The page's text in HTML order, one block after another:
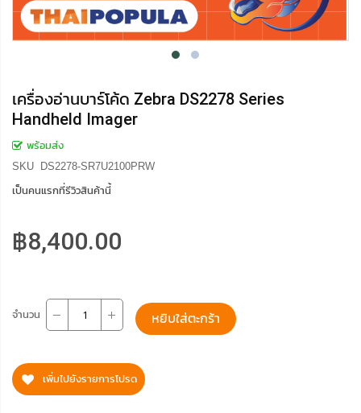
เครื่องอ่านบาร์โค้ด Zebra DS2278 Series
Handheld Imager
พร้อมส่ง
SKU
DS2278-SR7U2100PRW
เป็นคนแรกที่รีวิวสินค้านี้
฿8,400.00
จำนวน หยิบใส่ตะกร้า
เพิ่มไปยังรายการโปรด